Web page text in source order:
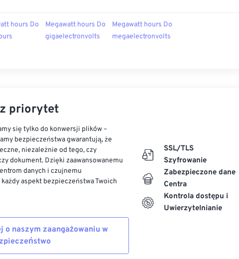
hours Do
Megawatt hours Do
gigaelectronvolts
Megawatt hours Do
megaelectronvolts
priorytet
się tylko do konwersji plików –
bezpieczeństwa gwarantują, że
niezależnie od tego, czy
dokument. Dzięki zaawansowanemu
danych i czujnemu
aspekt bezpieczeństwa Twoich
o naszym zaangażowaniu w
SSL/TLS
Szyfrowanie
Zabezpieczone dane
Centra
Kontrola dostępu i
Uwierzytelnianie